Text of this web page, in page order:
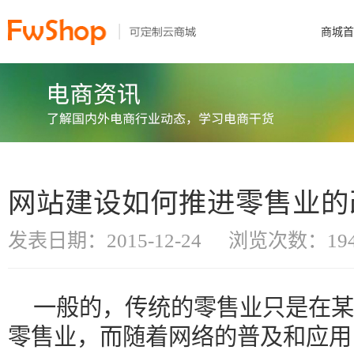
商城
网站建设如何推进零售业
发表日期：2015-12-24 浏览次数：
一般的，传统的零售业只是在
零售业，而随着网络的普及和应